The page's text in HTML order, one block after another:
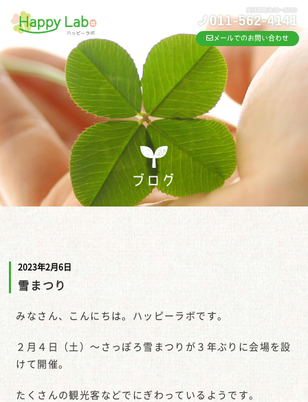
メールでのお問い合わせ
ブログ
2023年2月6日
雪まつり
みなさん、こんにちは。ハッピーラボです。
２月４日（土）～さっぽろ雪まつりが３年ぶりに会場を設
けて開催。
たくさんの観光客などでにぎわっているようです。